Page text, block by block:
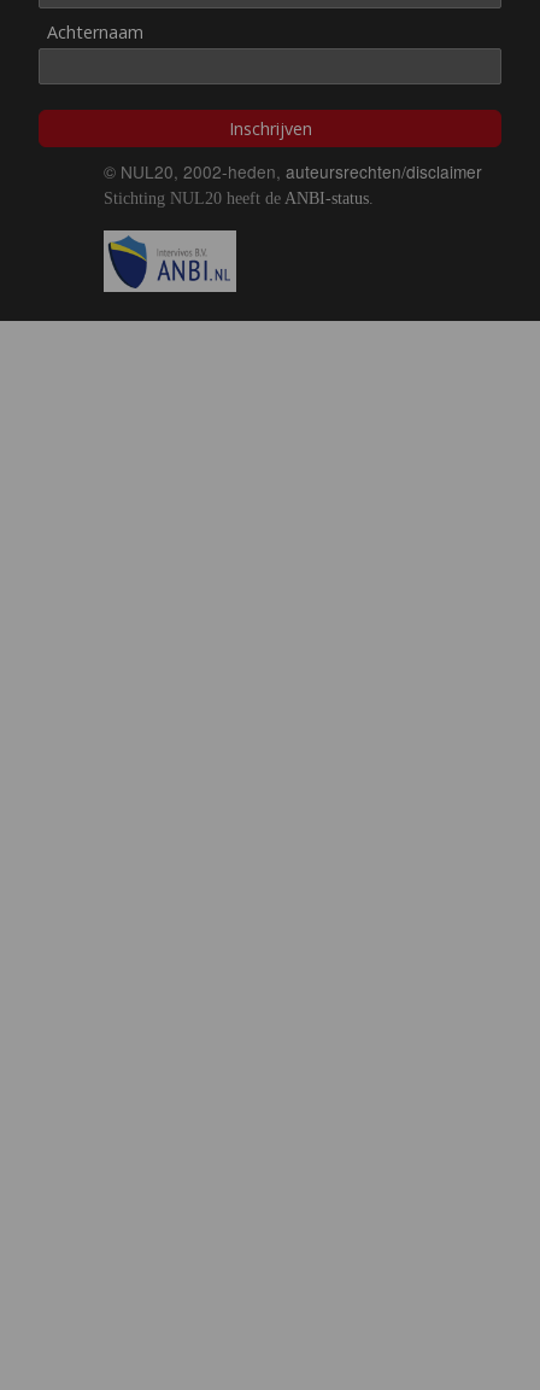
Achternaam
Inschrijven
© NUL20, 2002-heden, auteursrechten/disclaimer
Stichting NUL20 heeft de ANBI-status
Image